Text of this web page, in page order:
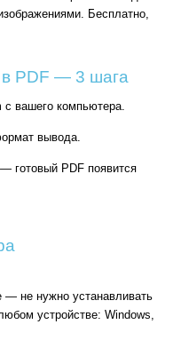
Бесплатно,
в PDF — 3 шага
с вашего компьютера.
вывода.
готовый PDF появится
— не нужно устанавливать
устройстве: Windows,